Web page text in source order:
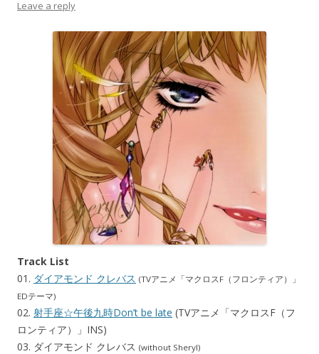
Leave a reply
Track List
01. ダイアモンド クレバス (TVアニメ「マクロスF（フロンティア）」
EDテーマ)
02. 射手座☆午後九時Don’t be late (TVアニメ「マクロスF（フ
ロンティア）」INS)
03. ダイアモンド クレバス (without Sheryl)